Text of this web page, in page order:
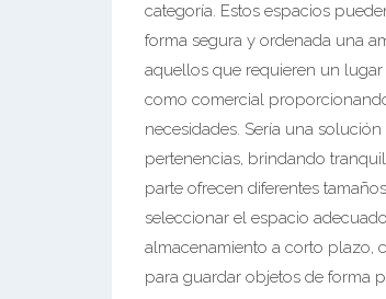
categoría. Estos espacios
forma segura y ordenada una
aquellos que requieren un
como comercial
necesidades. Sería una
pertenencias, brindando
parte ofrecen diferentes
seleccionar el espacio
almacenamiento a corto plazo,
para guardar objetos de forma